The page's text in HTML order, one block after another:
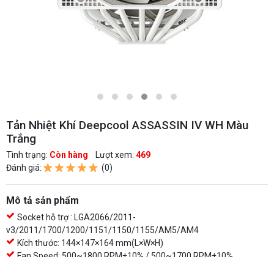
Tản Nhiệt Khí Deepcool ASSASSIN IV WH Màu
Trắng
Tình trạng: Còn hàng Lượt xem: 469
Đánh giá:
(0)
Mô tả sản phẩm
Socket hỗ trợ : LGA2066/2011-
v3/2011/1700/1200/1151/1150/1155/AM5/AM4
Kích thước: 144×147×164 mm(L×W×H)